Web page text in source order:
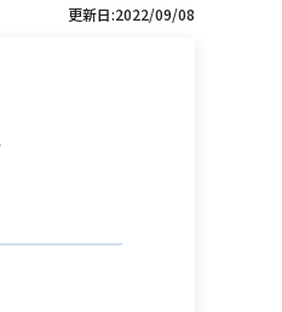
更新日:2022/09/08